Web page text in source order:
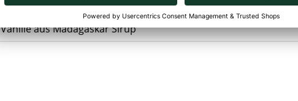
Erdnussfrei, Selleriefrei, Sojafrei, Vegan
Vanille aus Madagaskar Sirup